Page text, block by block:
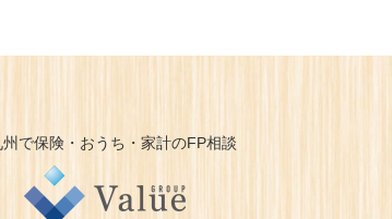
で保険・おうち・家計のFP相談